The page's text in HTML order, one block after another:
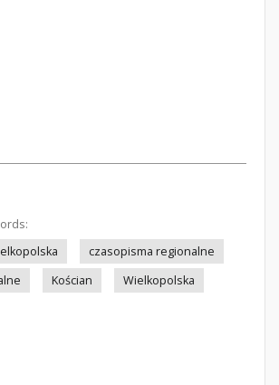
czasopisma regionalne
Kościan
Wielkopolska